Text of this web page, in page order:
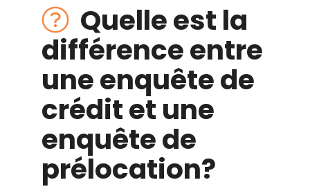
Quelle est la
différence entre
une enquête de
crédit et une
enquête de
prélocation?